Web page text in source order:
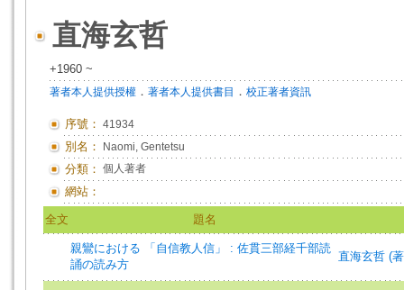
直海玄哲
+1960 ~
著者本人提供授權 ． 著者本人提供書目 ． 校正著者資訊
序號： 41934
別名： Naomi, Gentetsu
分類： 個人著者
網站：
全文 題名
親鸞における 「自信教人信」 : 佐貫三部経千部読
誦の読み方
直海玄哲 (